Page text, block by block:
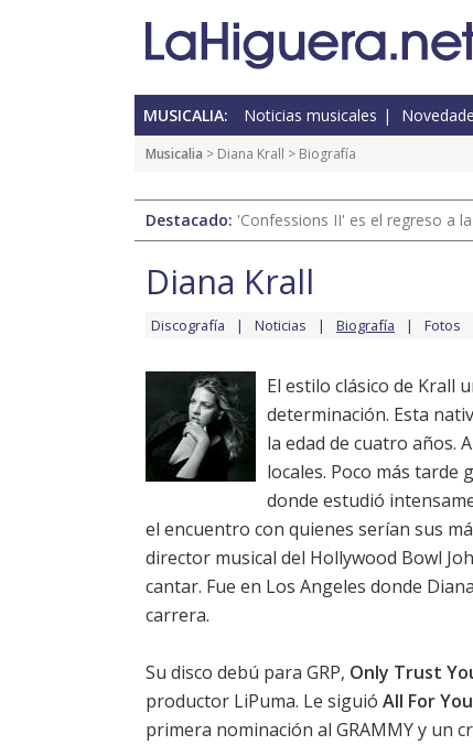
MUSICALIA: Noticias musicales
Musicalia > Diana Krall > Biografía
Destacado: 'Confessions II' es el regreso a
Diana Krall
Discografía Noticias Biografía Fotos
El estilo clásico de Krall
determinación. Esta
la edad de cuatro años.
locales. Poco más tarde
donde estudió
el encuentro con quienes serían sus
director musical del Hollywood Bowl
cantar. Fue en Los Angeles donde
carrera.
Su disco debú para GRP, Only Trust
productor LiPuma. Le siguió All For You
primera nominación al GRAMMY y un